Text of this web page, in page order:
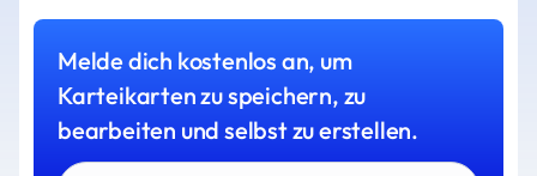
Melde dich kostenlos an, um
Karteikarten zu speichern, zu
bearbeiten und selbst zu erstellen.